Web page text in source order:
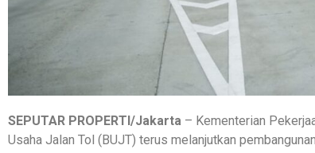
SEPUTAR PROPERTI/Jakarta – Kementerian
Usaha Jalan Tol (BUJT) terus melanjutkan